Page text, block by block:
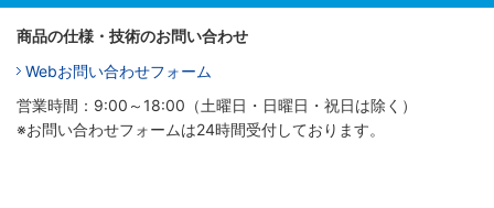
商品の仕様・技術のお問い合わせ
Webお問い合わせフォーム
営業時間：9:00～18:00（土曜日・日曜日・祝日は除く）
※お問い合わせフォームは24時間受付しております。